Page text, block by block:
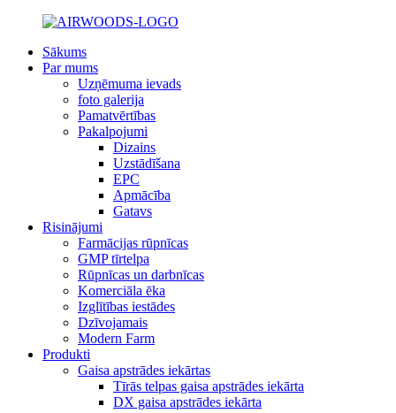
Sākums
Par mums
Uzņēmuma ievads
foto galerija
Pamatvērtības
Pakalpojumi
Dizains
Uzstādīšana
EPC
Apmācība
Gatavs
Risinājumi
Farmācijas rūpnīcas
GMP tīrtelpa
Rūpnīcas un darbnīcas
Komerciāla ēka
Izglītības iestādes
Dzīvojamais
Modern Farm
Produkti
Gaisa apstrādes iekārtas
Tīrās telpas gaisa apstrādes iekārta
DX gaisa apstrādes iekārta